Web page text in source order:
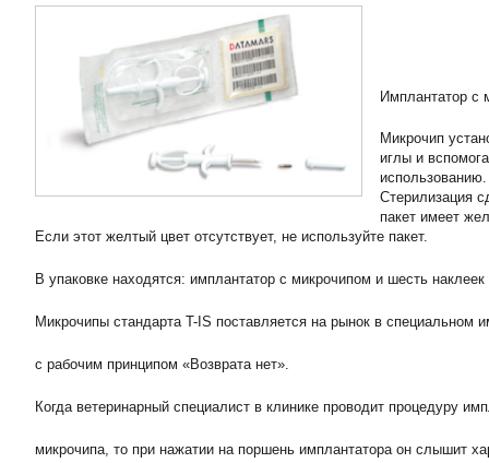
Имплантатор с
Микрочип
иглы и
использованию.
Стерилизация
пакет имеет
Если этот желтый цвет отсутствует, не используйте пакет.
В упаковке находятся: имплантатор с микрочипом и шесть
Микрочипы стандарта T-IS поставляется на рынок в специальном
с рабочим принципом «Возврата нет».
Когда ветеринарный специалист в клинике проводит процедуру
микрочипа, то при нажатии на поршень имплантатора он слышит